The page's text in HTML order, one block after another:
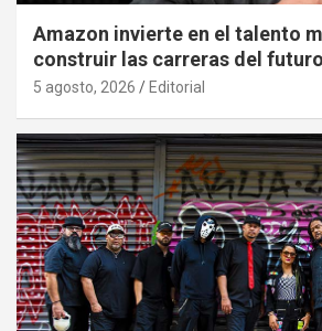
Amazon invierte en el talento
construir las carreras del futuro
5 agosto, 2026 Editorial